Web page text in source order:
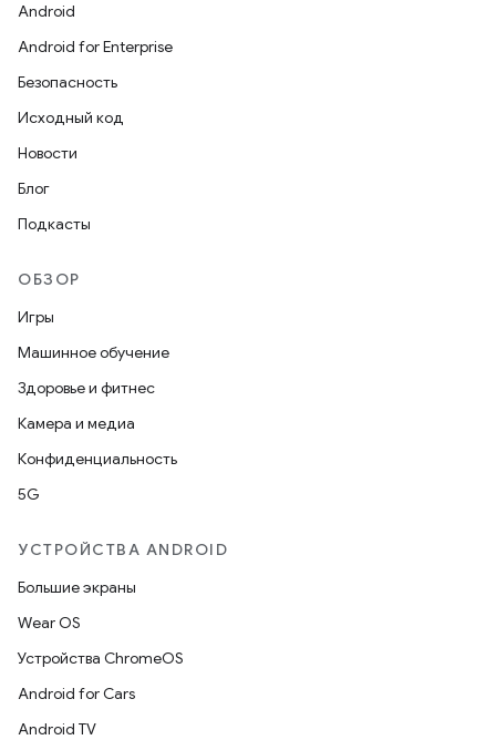
Android
Android for Enterprise
Безопасность
Исходный код
Новости
Блог
Подкасты
ОБЗОР
Игры
Машинное обучение
Здоровье и фитнес
Камера и медиа
Конфиденциальность
5G
УСТРОЙСТВА ANDROID
Большие экраны
Wear OS
Устройства ChromeOS
Android for Cars
Android TV